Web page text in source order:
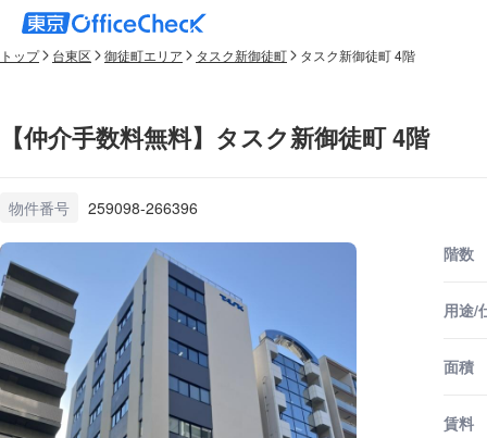
トップ 台東区 御徒町エリア タスク新御徒町 タスク新御徒町 4階
【仲介手数料無料】タスク新御徒町 4階
物件番号 259098-266396
階数
用途/
面積
賃料